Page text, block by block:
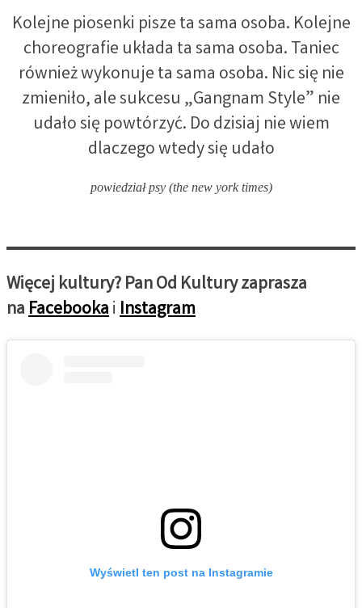
Kolejne piosenki pisze ta sama osoba. Kolejne
choreografie układa ta sama osoba. Taniec
również wykonuje ta sama osoba. Nic się nie
zmieniło, ale sukcesu „Gangnam Style” nie
udało się powtórzyć. Do dzisiaj nie wiem
dlaczego wtedy się udało
powiedział psy (the new york times)
Więcej kultury? Pan Od Kultury zaprasza
naFacebookaiInstagram
Wyświetl ten post na Instagramie